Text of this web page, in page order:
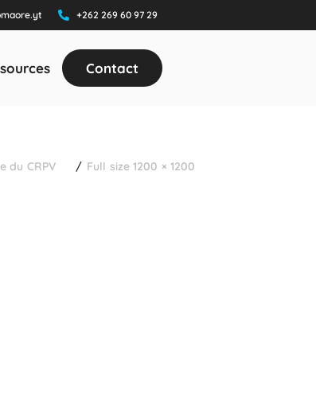
+262 269 60 97 29
Contact
du CRPV Full size 1200 × 1200